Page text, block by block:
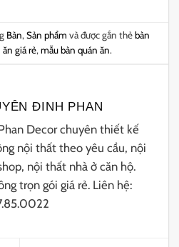
Bàn, Sản phẩm và được gắn thẻbàn
giá rẻ, mẫu bàn quán ăn.
ĐINH PHAN
Decor chuyên thiết kế
nội thất theo yêu cầu, nội
nội thất nhà ở căn hộ.
trọn gói giá rẻ. Liên hệ: